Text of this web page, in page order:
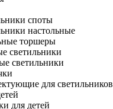
споты
настольные
торшеры
светильники
светильники
для светильников
для детей